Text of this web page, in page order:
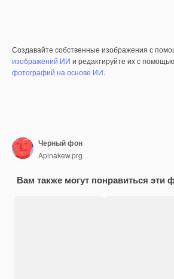
Создавайте собственные изображения с
изображений ИИ и редактируйте их с
фотографий на основе ИИ.
Черный фон
Apinakew.prg
Вам также могут понравиться эти